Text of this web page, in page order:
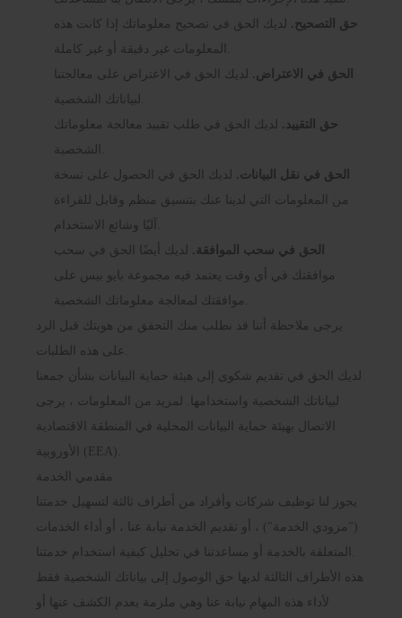
حق التصحيح. لديك الحق في تصحيح معلوماتك إذا كانت هذه
الحق في الاعتراض. لديك الحق في الاعتراض على معالجتنا
حق التقييد. لديك الحق في طلب تقييد معالجة معلوماتك
الحق في نقل البيانات. لديك الحق في الحصول على نسخة
من المعلومات التي لدينا عنك بتنسيق منظم وقابل للقراءة
الحق في سحب الموافقة. لديك أيضًا الحق في سحب
موافقتك في أي وقت يعتمد فيه مجموعة بايو بيس على
يرجى ملاحظة أننا قد نطلب منك التحقق من هويتك قبل الرد
لديك الحق في تقديم شكوى إلى هيئة حماية البيانات بشأن جمعنا
لبياناتك الشخصية واستخدامها. لمزيد من المعلومات ، يرجى
الاتصال بهيئة حماية البيانات المحلية في المنطقة الاقتصادية
الأوروبية (EEA).
مقدمي الخدمة
يجوز لنا توظيف شركات وأفراد من أطراف ثالثة لتسهيل خدمتنا
("مزودي الخدمة") ، أو تقديم الخدمة نيابة عنا ، أو أداء الخدمات
هذه الأطراف الثالثة لديها حق الوصول إلى بياناتك الشخصية فقط
لأداء هذه المهام نيابة عنا وهي ملزمة بعدم الكشف عنها أو